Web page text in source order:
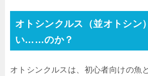
オトシンクルス（並オトシン
い……のか？
オトシンクルスは、初心者向けの魚